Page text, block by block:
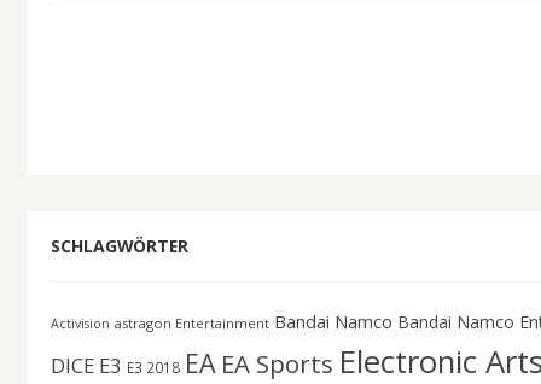
SCHLAGWÖRTER
Activision astragon Entertainment Bandai Namco Bandai Namco
DICE E3 E3 2018 EA EA Sports Electronic